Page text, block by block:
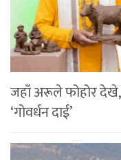
जहाँ अरूले फोहोर देखे,
‘गोवर्धन दाई’